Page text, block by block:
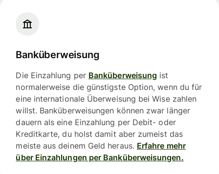
Banküberweisung
Die Einzahlung per Banküberweisung ist
normalerweise die günstigste Option, wenn du für
eine internationale Überweisung bei Wise zahlen
willst. Banküberweisungen können zwar länger
dauern als eine Einzahlung per Debit- oder
Kreditkarte, du holst damit aber zumeist das
meiste aus deinem Geld heraus. Erfahre mehr
über Einzahlungen per Banküberweisungen.